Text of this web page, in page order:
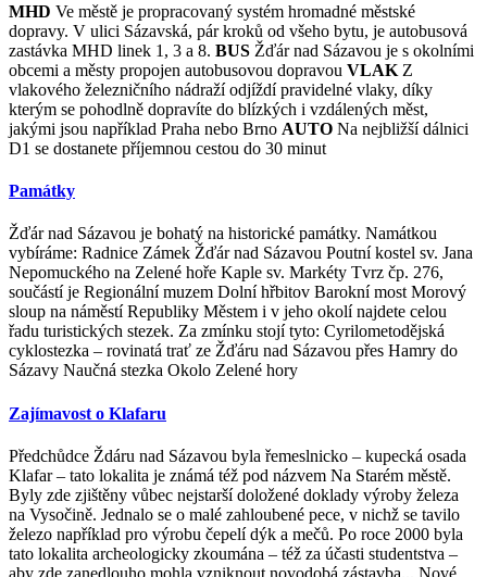
MHD Ve městě je propracovaný systém hromadné městské
dopravy. V ulici Sázavská, pár kroků od všeho bytu, je autobusová
zastávka MHD linek 1, 3 a 8. BUS Žďár nad Sázavou je s okolními
obcemi a městy propojen autobusovou dopravou VLAK Z
vlakového železničního nádraží odjíždí pravidelné vlaky, díky
kterým se pohodlně dopravíte do blízkých i vzdálených měst,
jakými jsou například Praha nebo Brno AUTO Na nejbližší dálnici
D1 se dostanete příjemnou cestou do 30 minut
Památky
Žďár nad Sázavou je bohatý na historické památky. Namátkou
vybíráme: Radnice Zámek Žďár nad Sázavou Poutní kostel sv. Jana
Nepomuckého na Zelené hoře Kaple sv. Markéty Tvrz čp. 276,
součástí je Regionální muzem Dolní hřbitov Barokní most Morový
sloup na náměstí Republiky Městem i v jeho okolí najdete celou
řadu turistických stezek. Za zmínku stojí tyto: Cyrilometodějská
cyklostezka – rovinatá trať ze Žďáru nad Sázavou přes Hamry do
Sázavy Naučná stezka Okolo Zelené hory
Zajímavost o Klafaru
Předchůdce Ždáru nad Sázavou byla řemeslnicko – kupecká osada
Klafar – tato lokalita je známá též pod názvem Na Starém městě.
Byly zde zjištěny vůbec nejstarší doložené doklady výroby železa
na Vysočině. Jednalo se o malé zahloubené pece, v nichž se tavilo
železo například pro výrobu čepelí dýk a mečů. Po roce 2000 byla
tato lokalita archeologicky zkoumána – též za účasti studentstva –
aby zde zanedlouho mohla vzniknout novodobá zástavba... Nové